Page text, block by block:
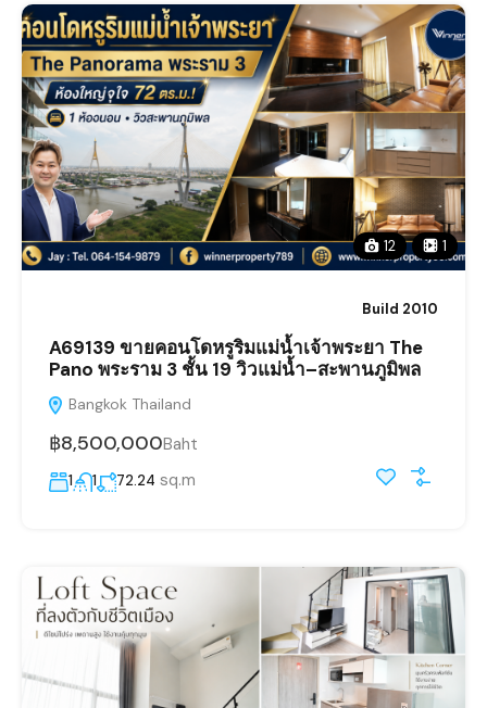
12 1
Build 2010
A69139 ขายคอนโดหรูริมแม่น้ำเจ้าพระยา The
Pano พระราม 3 ชั้น 19 วิวแม่น้ำ–สะพานภูมิพล
Bangkok Thailand
฿8,500,000Baht
1 1 72.24 sq.m